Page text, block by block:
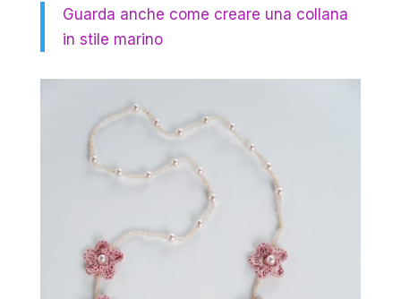
Guarda anche come creare una collana
in stile marino